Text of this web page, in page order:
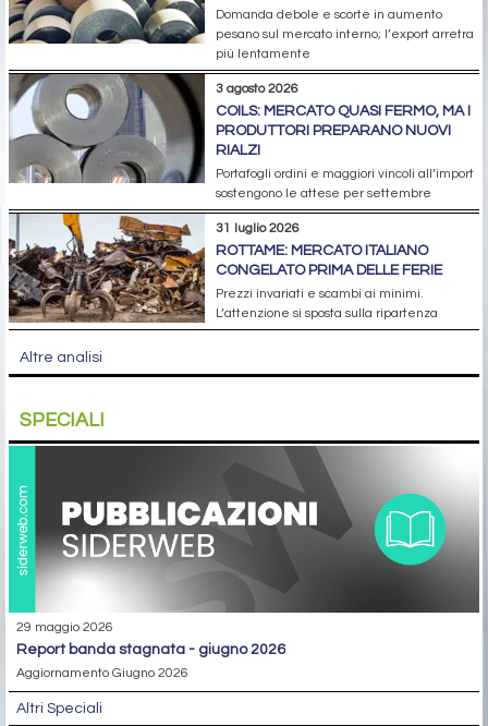
Domanda debole e scorte in aumento
pesano sul mercato interno; l’export arretra
più lentamente
3 agosto 2026
COILS: MERCATO QUASI FERMO, MA I
PRODUTTORI PREPARANO NUOVI
RIALZI
Portafogli ordini e maggiori vincoli all’import
sostengono le attese per settembre
31 luglio 2026
ROTTAME: MERCATO ITALIANO
CONGELATO PRIMA DELLE FERIE
Prezzi invariati e scambi ai minimi.
L’attenzione si sposta sulla ripartenza
Altre analisi
SPECIALI
29 maggio 2026
report banda stagnata - giugno 2026
Aggiornamento Giugno 2026
Altri Speciali